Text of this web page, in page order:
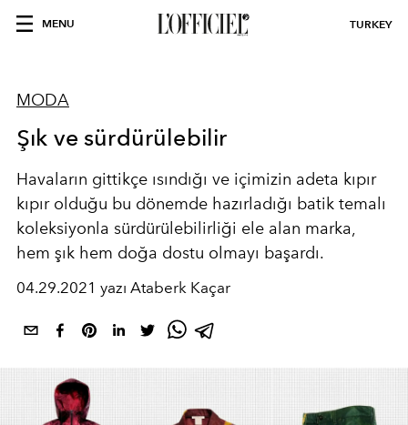
MENU TURKEY
MODA
Şık ve sürdürülebilir
Havaların gittikçe ısındığı ve içimizin adeta kıpır
kıpır olduğu bu dönemde hazırladığı batik temalı
koleksiyonla sürdürülebilirliği ele alan marka,
hem şık hem doğa dostu olmayı başardı.
04.29.2021 yazı Ataberk Kaçar